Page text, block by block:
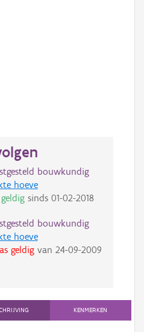
bouwkundig
hoeve
sinds 01-02-2018
bouwkundig
hoeve
geldigvan 24-09-2009
KENMERKEN